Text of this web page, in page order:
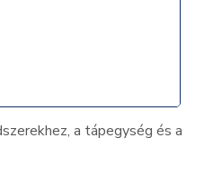
a tápegység és a